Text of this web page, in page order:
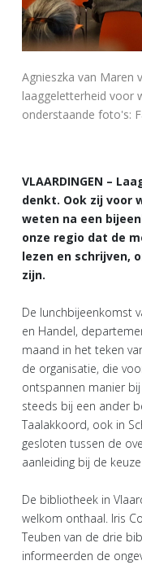
Agnieszka van Maren
laaggeletterheid voor
onderstaande foto's:
VLAARDINGEN –
denkt. Ook zij voor
weten na een
onze regio dat de
lezen en schrijven,
zijn.
De lunchbijeenkomst
en Handel,
maand in het teken
de organisatie, die
ontspannen manier
steeds bij een ander
Taalakkoord, ook in
gesloten tussen de
aanleiding bij de
De bibliotheek in
welkom onthaal. Iris
Teuben van de drie
informeerden de